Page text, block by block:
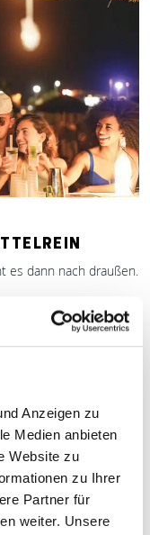
Anzeigen zu
Medien anbieten
Website zu
zu Ihrer
Partner für
weiter. Unsere
es dann nach draußen.